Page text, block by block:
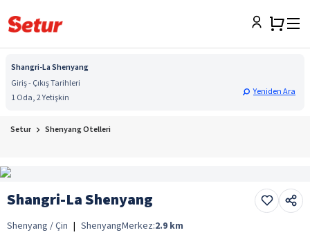
Shangri-La Shenyang
Giriş - Çıkış Tarihleri
1 Oda, 2 Yetişkin
Yeniden Ara
Setur Shenyang Otelleri
Shangri-La Shenyang
Shenyang / Çin | ShenyangMerkez:2.9 km